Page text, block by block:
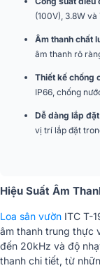
(100V), 3.8W
Âm thanh chất
âm thanh rõ
Thiết kế chống
IP66, chống
Dễ dàng lắp
vị trí lắp đặt
Hiệu Suất Âm
Loa sân vườn ITC T-
âm thanh trung thực
đến 20kHz và độ
thanh chi tiết, từ